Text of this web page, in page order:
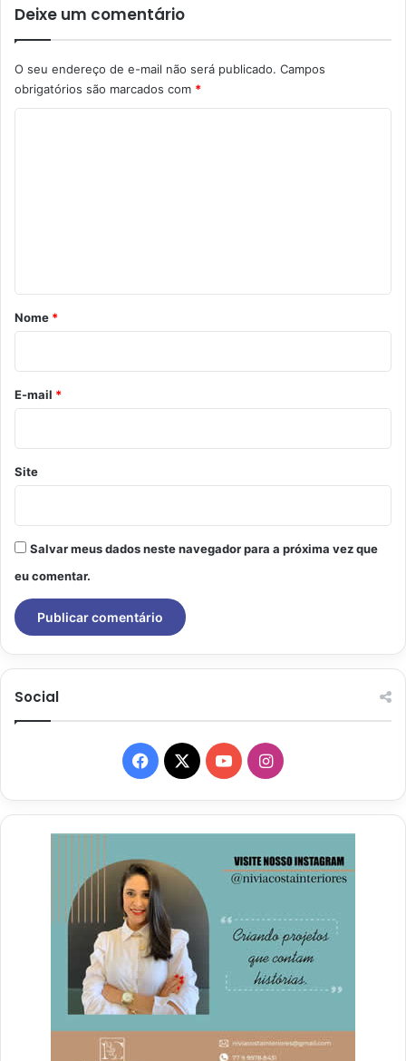
Deixe um comentário
O seu endereço de e-mail não será publicado. Campos
obrigatórios são marcados com *
r
o
*
Nome *
E-mail *
Site
Salvar meus dados neste navegador para a próxima vez que
eu comentar.
Social
Facebook
X YouTubeInstagram